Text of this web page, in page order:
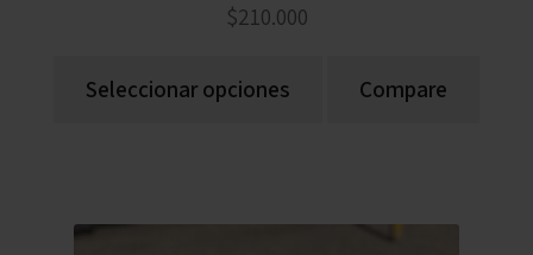
$210.000
Seleccionar opciones Compare